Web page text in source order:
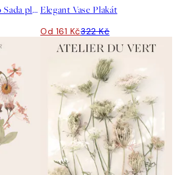
Natural Aesthetics Trio Sada plakátů Elegant Vase Plakát
Od 161 Kč322 Kč